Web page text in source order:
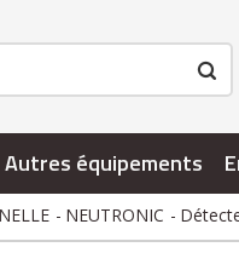
Autres équipements
NEUTRONIC